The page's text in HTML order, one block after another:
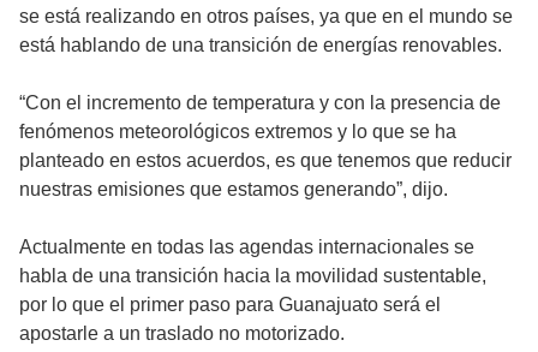
se está realizando en otros países, ya que en el mundo se
está hablando de una transición de energías renovables.
“Con el incremento de temperatura y con la presencia de
fenómenos meteorológicos extremos y lo que se ha
planteado en estos acuerdos, es que tenemos que reducir
nuestras emisiones que estamos generando”, dijo.
Actualmente en todas las agendas internacionales se
habla de una transición hacia la movilidad sustentable,
por lo que el primer paso para Guanajuato será el
apostarle a un traslado no motorizado.